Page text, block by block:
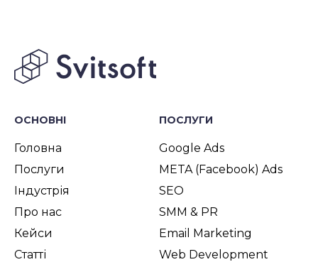
ОСНОВНІ
Головна
Послуги
Індустрія
Про нас
Кейси
Статті
ПОСЛУГИ
Google Ads
META (Facebook) Ads
SEO
SMM & PR
Email Marketing
Web Development